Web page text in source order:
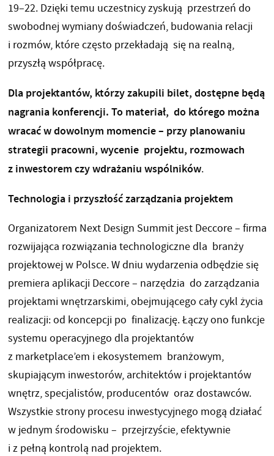
19–22. Dzięki temu uczestnicy zyskują przestrzeń do
swobodnej wymiany doświadczeń, budowania relacji
i rozmów, które często przekładają się na realną,
przyszłą współpracę.
Dla projektantów, którzy zakupili bilet, dostępne będą
nagrania konferencji. To materiał, do którego można
wracać w dowolnym momencie – przy planowaniu
strategii pracowni, wycenie projektu, rozmowach
z inwestorem czy wdrażaniu wspólników.
Technologia i przyszłość zarządzania projektem
Organizatorem Next Design Summit jest Deccore – firma
rozwijająca rozwiązania technologiczne dla branży
projektowej w Polsce. W dniu wydarzenia odbędzie się
premiera aplikacji Deccore – narzędzia do zarządzania
projektami wnętrzarskimi, obejmującego cały cykl życia
realizacji: od koncepcji po finalizację. Łączy ono funkcje
systemu operacyjnego dla projektantów
z marketplace’em i ekosystemem branżowym,
skupiającym inwestorów, architektów i projektantów
wnętrz, specjalistów, producentów oraz dostawców.
Wszystkie strony procesu inwestycyjnego mogą działać
w jednym środowisku – przejrzyście, efektywnie
i z pełną kontrolą nad projektem.